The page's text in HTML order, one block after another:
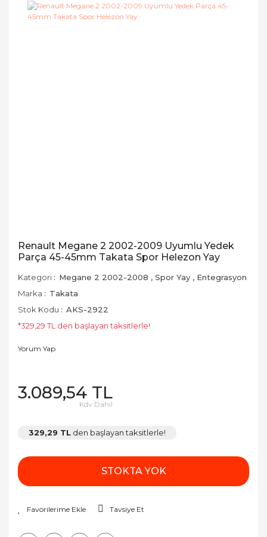
Renault Megane 2 2002-2009 Uyumlu Yedek
Parça 45-45mm Takata Spor Helezon Yay
Kategori Megane 2 2002-2008 , Spor Yay , Entegrasyon
Marka
Takata
Stok Kodu
AKS-2922
*329,29 TL den başlayan taksitlerle!
Yorum Yap
3.089,54 TL
Kdv Dahil
329,29 TL den başlayan taksitlerle!
STOKTA YOK
Tavsiye Et